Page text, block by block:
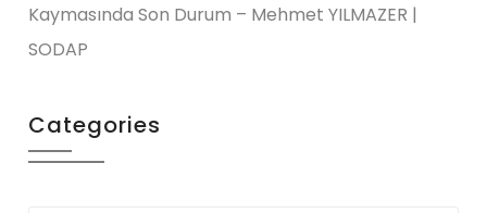
Kaymasında Son Durum – Mehmet YILMAZER |
SODAP
Categories